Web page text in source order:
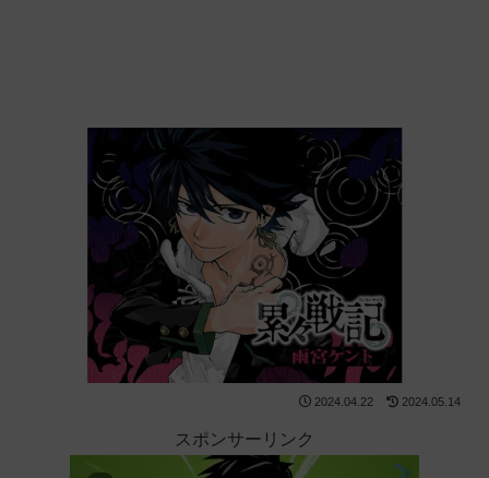
2024.04.22 2024.05.14
スポンサーリンク